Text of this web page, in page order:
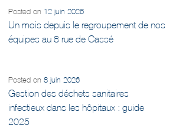
Posted on 12 juin 2026
Un mois depuis le regroupement de nos
équipes au 8 rue de Cassé
Posted on8 juin 2026
Gestion des déchets sanitaires
infectieux dans les hôpitaux : guide
2025